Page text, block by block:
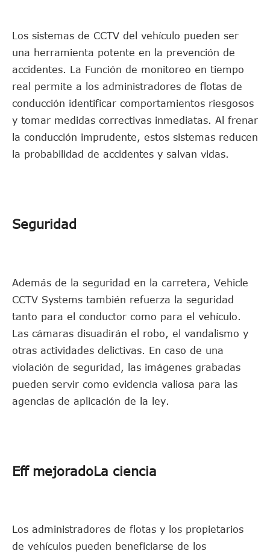
Los sistemas de CCTV del vehículo pueden ser
una herramienta potente en la prevención de
accidentes. La Función de monitoreo en tiempo
real permite a los administradores de flotas de
conducción identificar comportamientos riesgosos
y tomar medidas correctivas inmediatas. Al frenar
la conducción imprudente, estos sistemas reducen
la probabilidad de accidentes y salvan vidas.
Seguridad
Además de la seguridad en la carretera, Vehicle
CCTV Systems también refuerza la seguridad
tanto para el conductor como para el vehículo.
Las cámaras disuadirán el robo, el vandalismo y
otras actividades delictivas. En caso de una
violación de seguridad, las imágenes grabadas
pueden servir como evidencia valiosa para las
agencias de aplicación de la ley.
Eff mejoradoLa ciencia
Los administradores de flotas y los propietarios
de vehículos pueden beneficiarse de los